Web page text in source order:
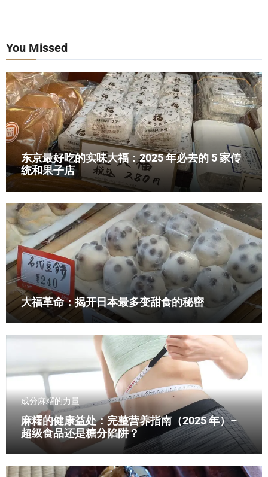
You Missed
东京最好吃的实味大福：2025 年必去的 5 家传
统和果子店
大福革命：揭开日本最多变甜食的秘密
成分麻糬的力量
麻糬的健康益处：完整营养指南（2025 年）–
超级食品还是糖分陷阱？